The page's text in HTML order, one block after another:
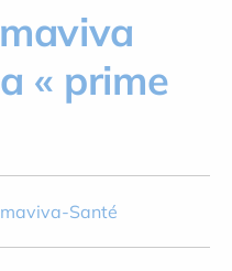
« prime
Santé